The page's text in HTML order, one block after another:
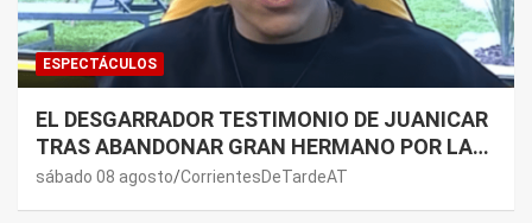
ESPECTÁCULOS
EL DESGARRADOR TESTIMONIO DE JUANICAR
TRAS ABANDONAR GRAN HERMANO POR LA
SALUD DE SU MAMÁ.
sábado 08 agosto CorrientesDeTardeAT